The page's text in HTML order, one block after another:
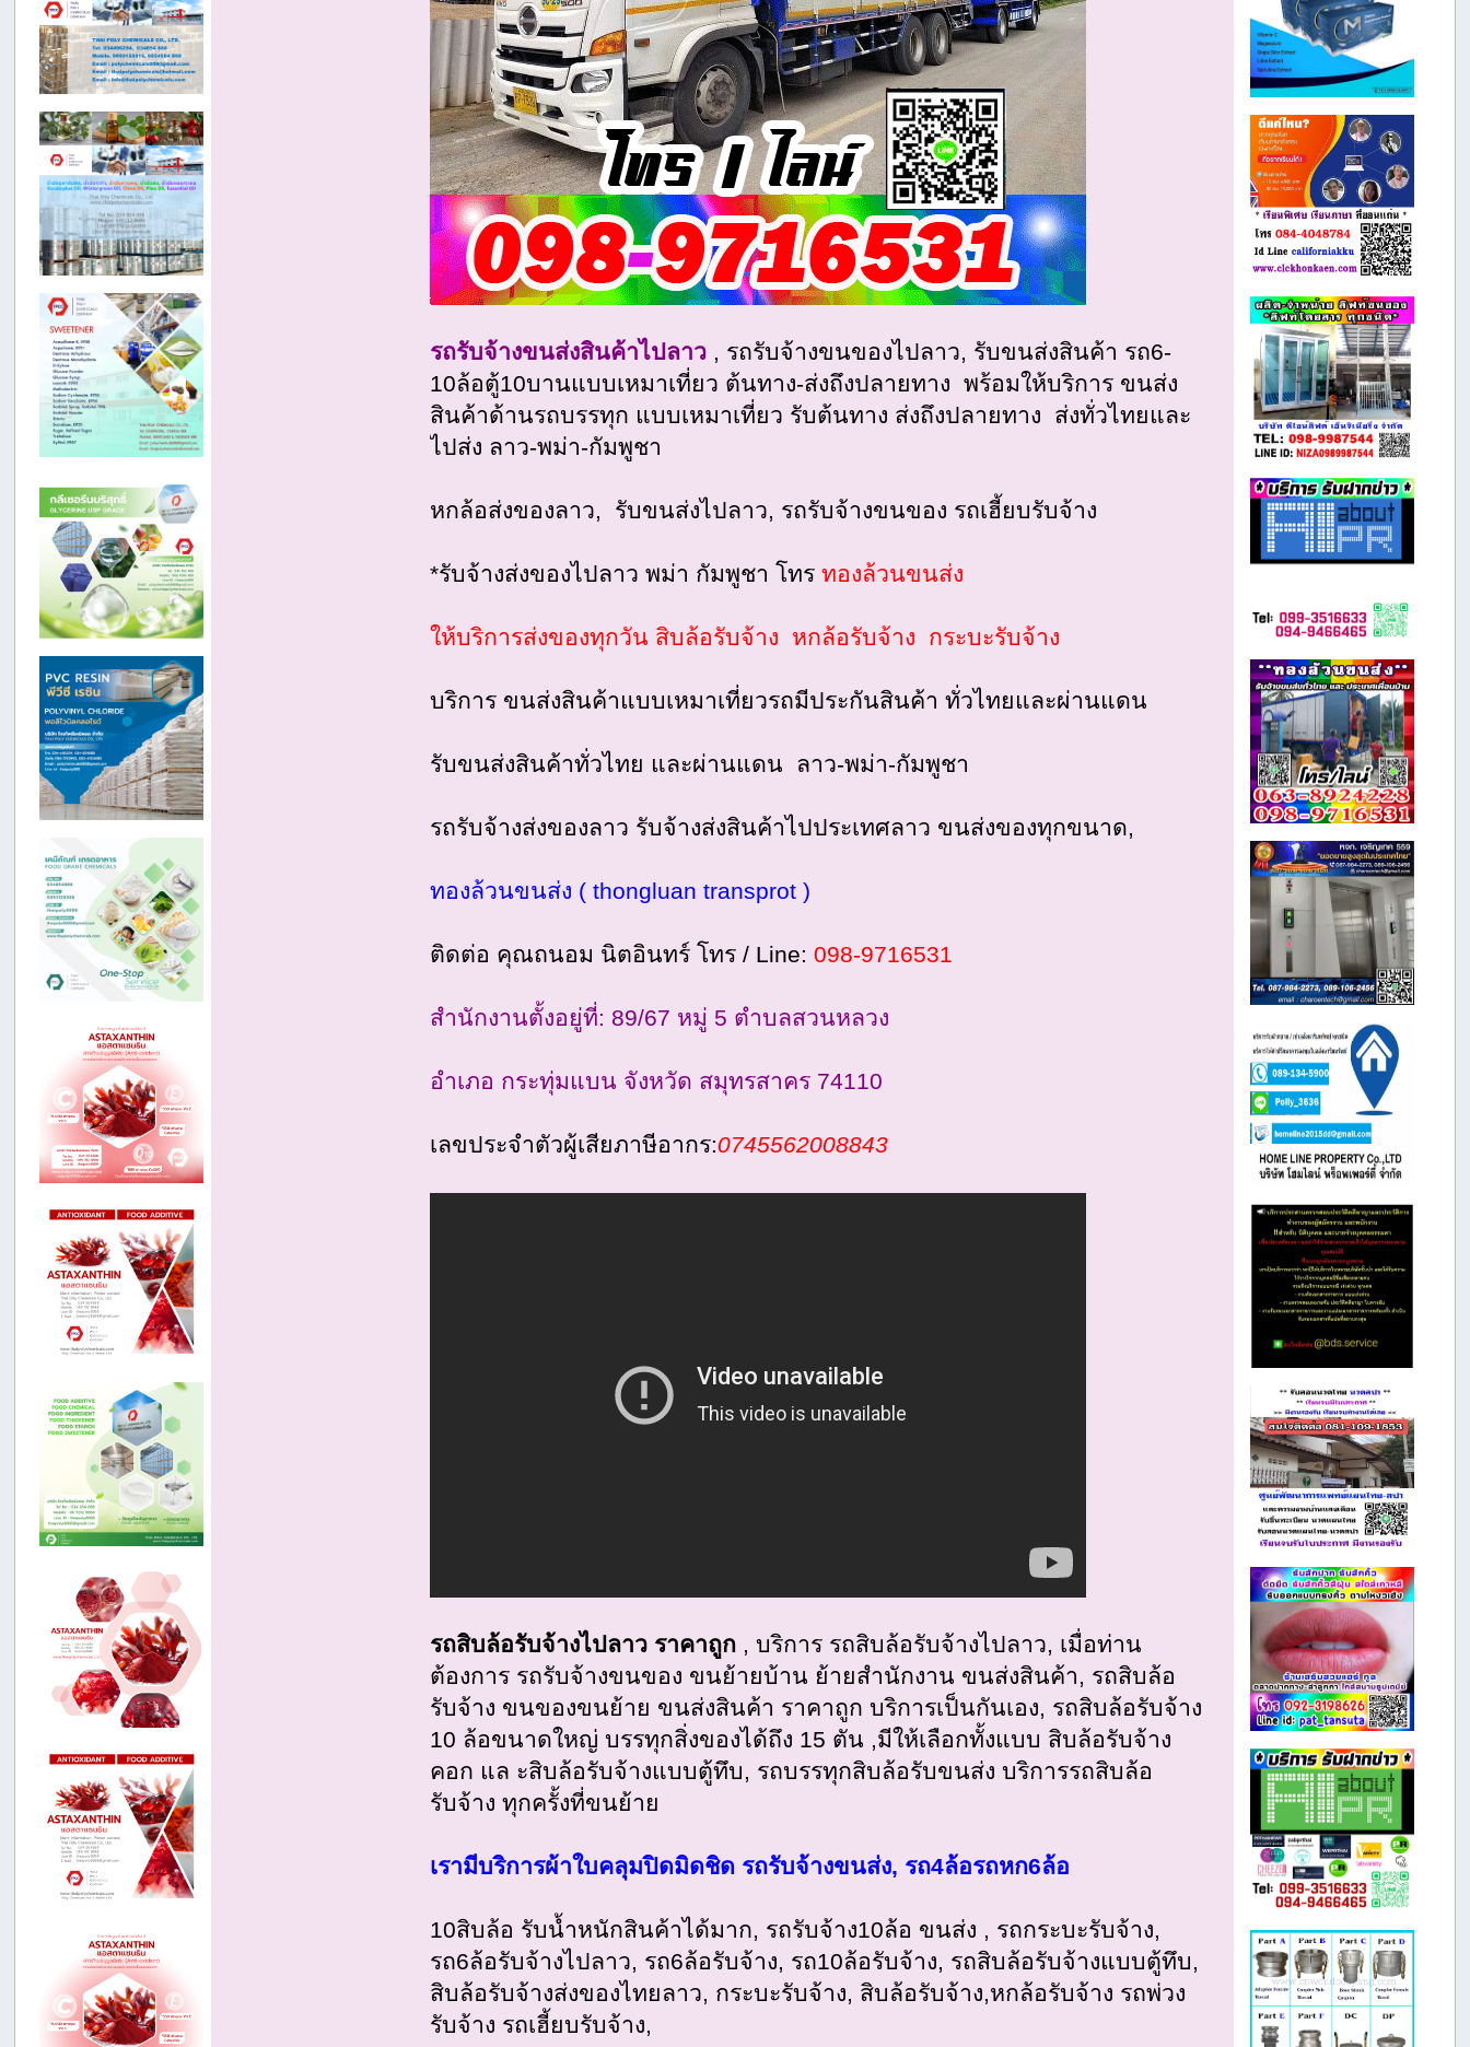
รถรับจ้างขนส่งสินค้าไปลาว , รถรับจ้างขนของไปลาว, รับขนส่งสินค้า รถ6-
10ล้อตู้10บานแบบเหมาเที่ยว ต้นทาง-ส่งถึงปลายทาง พร้อมให้บริการ ขนส่ง
สินค้าด้านรถบรรทุก แบบเหมาเที่ยว รับต้นทาง ส่งถึงปลายทาง ส่งทั่วไทยและ
ไปส่ง ลาว-พม่า-กัมพูชา
หกล้อส่งของลาว, รับขนส่งไปลาว, รถรับจ้างขนของ รถเฮี้ยบรับจ้าง
*รับจ้างส่งของไปลาว พม่า กัมพูชา โทรทองล้วนขนส่ง
ให้บริการส่งของทุกวัน สิบล้อรับจ้าง หกล้อรับจ้าง กระบะรับจ้าง
บริการ ขนส่งสินค้าแบบเหมาเที่ยวรถมีประกันสินค้า ทั่วไทยและผ่านแดน
รับขนส่งสินค้าทั่วไทย และผ่านแดน ลาว-พม่า-กัมพูชา
รถรับจ้างส่งของลาว รับจ้างส่งสินค้าไปประเทศลาว ขนส่งของทุกขนาด,
ทองล้วนขนส่ง ( thongluan transprot )
ติดต่อ คุณถนอม นิตอินทร์ โทร / Line: 098-9716531
สำนักงานตั้งอยู่ที่: 89/67 หมู่ 5 ตำบลสวนหลวง
อำเภอ กระทุ่มแบน จังหวัด สมุทรสาคร 74110
เลขประจำตัวผู้เสียภาษีอากร:0745562008843
รถสิบล้อรับจ้างไปลาว ราคาถูก , บริการ รถสิบล้อรับจ้างไปลาว, เมื่อท่าน
ต้องการ รถรับจ้างขนของ ขนย้ายบ้าน ย้ายสำนักงาน ขนส่งสินค้า, รถสิบล้อ
รับจ้าง ขนของขนย้าย ขนส่งสินค้า ราคาถูก บริการเป็นกันเอง, รถสิบล้อรับจ้าง
10 ล้อขนาดใหญ่ บรรทุกสิ่งของได้ถึง 15 ตัน ,มีให้เลือกทั้งแบบ สิบล้อรับจ้าง
คอก แล ะสิบล้อรับจ้างแบบตู้ทึบ, รถบรรทุกสิบล้อรับขนส่ง บริการรถสิบล้อ
รับจ้าง ทุกครั้งที่ขนย้าย
เรามีบริการผ้าใบคลุมปิดมิดชิด รถรับจ้างขนส่ง, รถ4ล้อรถหก6ล้อ
10สิบล้อ รับน้ำหนักสินค้าได้มาก, รถรับจ้าง10ล้อ ขนส่ง , รถกระบะรับจ้าง,
รถ6ล้อรับจ้างไปลาว, รถ6ล้อรับจ้าง, รถ10ล้อรับจ้าง, รถสิบล้อรับจ้างแบบตู้ทึบ,
สิบล้อรับจ้างส่งของไทยลาว, กระบะรับจ้าง, สิบล้อรับจ้าง,หกล้อรับจ้าง รถพ่วง
รับจ้าง รถเฮี้ยบรับจ้าง,